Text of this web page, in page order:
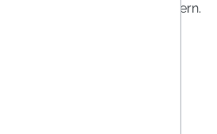
Versendung von Newslettern.
ergeben sich
Anmeldung.
BEI